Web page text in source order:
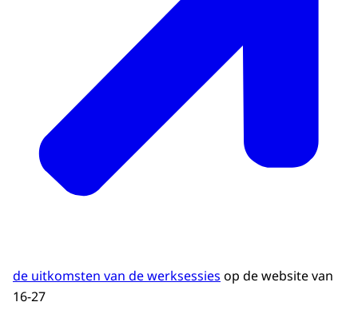
de uitkomsten van de werksessies op de website van
16-27